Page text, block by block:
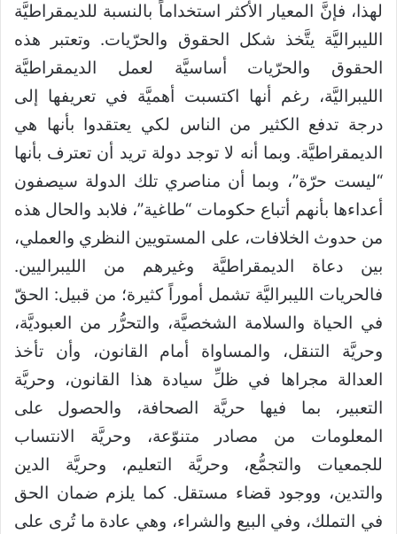
لهذا، فإنَّ المعيار الأكثر استخداماً بالنسبة للديمقراطيَّة
الليبراليَّة يتَّخذ شكل الحقوق والحرّيات. وتعتبر هذه
الحقوق والحرّيات أساسيَّة لعمل الديمقراطيَّة
الليبراليَّة، رغم أنها اكتسبت أهميَّة في تعريفها إلى
درجة تدفع الكثير من الناس لكي يعتقدوا بأنها هي
الديمقراطيَّة. وبما أنه لا توجد دولة تريد أن تعترف بأنها
“ليست حرّة”، وبما أن مناصري تلك الدولة سيصفون
أعداءها بأنهم أتباع حكومات “طاغية”، فلابد والحال هذه
من حدوث الخلافات، على المستويين النظري والعملي،
بين دعاة الديمقراطيَّة وغيرهم من الليبراليين.
فالحريات الليبراليَّة تشمل أموراً كثيرة؛ من قبيل: الحقّ
في الحياة والسلامة الشخصيَّة، والتحرُّر من العبوديَّة،
وحريَّة التنقل، والمساواة أمام القانون، وأن تأخذ
العدالة مجراها في ظلِّ سيادة هذا القانون، وحريَّة
التعبير، بما فيها حريَّة الصحافة، والحصول على
المعلومات من مصادر متنوّعة، وحريَّة الانتساب
للجمعيات والتجمُّع، وحريَّة التعليم، وحريَّة الدين
والتدين، ووجود قضاء مستقل. كما يلزم ضمان الحق
في التملك، وفي البيع والشراء، وهي عادة ما تُرى على